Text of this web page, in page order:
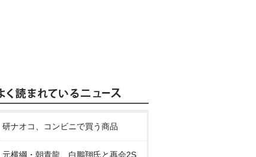
研ナオコ、コンビニで買う商品
元横綱・朝青龍、白鵬翔氏と再会2S